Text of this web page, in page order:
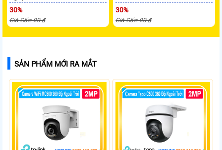
30%
Giá Gốc: 00 ₫
30%
Giá Gốc: 00 ₫
SẢN PHẨM MỚI RA MẮT